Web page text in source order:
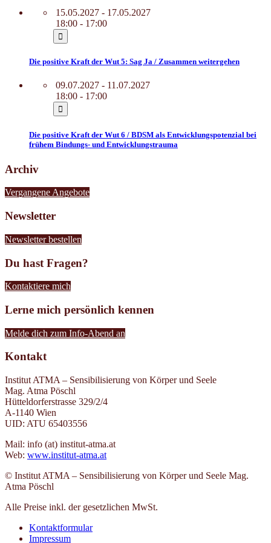
15.05.2027 - 17.05.2027
18:00 - 17:00
Die positive Kraft der Wut 5: Sag Ja / Zusammen weitergehen
09.07.2027 - 11.07.2027
18:00 - 17:00
Die positive Kraft der Wut 6 / BDSM als Entwicklungspotenzial bei
frühem Bindungs- und Entwicklungstrauma
Archiv
Vergangene Angebote
Newsletter
Newsletter bestellen
Du hast Fragen?
Kontaktiere mich
Lerne mich persönlich kennen
Melde dich zum Info-Abend an
Kontakt
Institut ATMA – Sensibilisierung von Körper und Seele
Mag. Atma Pöschl
Hütteldorferstrasse 329/2/4
A-1140 Wien
UID: ATU 65403556
Mail: info (at) institut-atma.at
Web: www.institut-atma.at
© Institut ATMA – Sensibilisierung von Körper und Seele Mag.
Atma Pöschl
Alle Preise inkl. der gesetzlichen MwSt.
Kontaktformular
Impressum